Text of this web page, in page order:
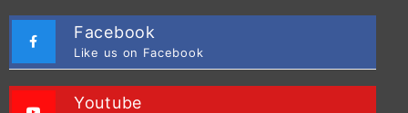
Facebook
Like us on Facebook
Youtube